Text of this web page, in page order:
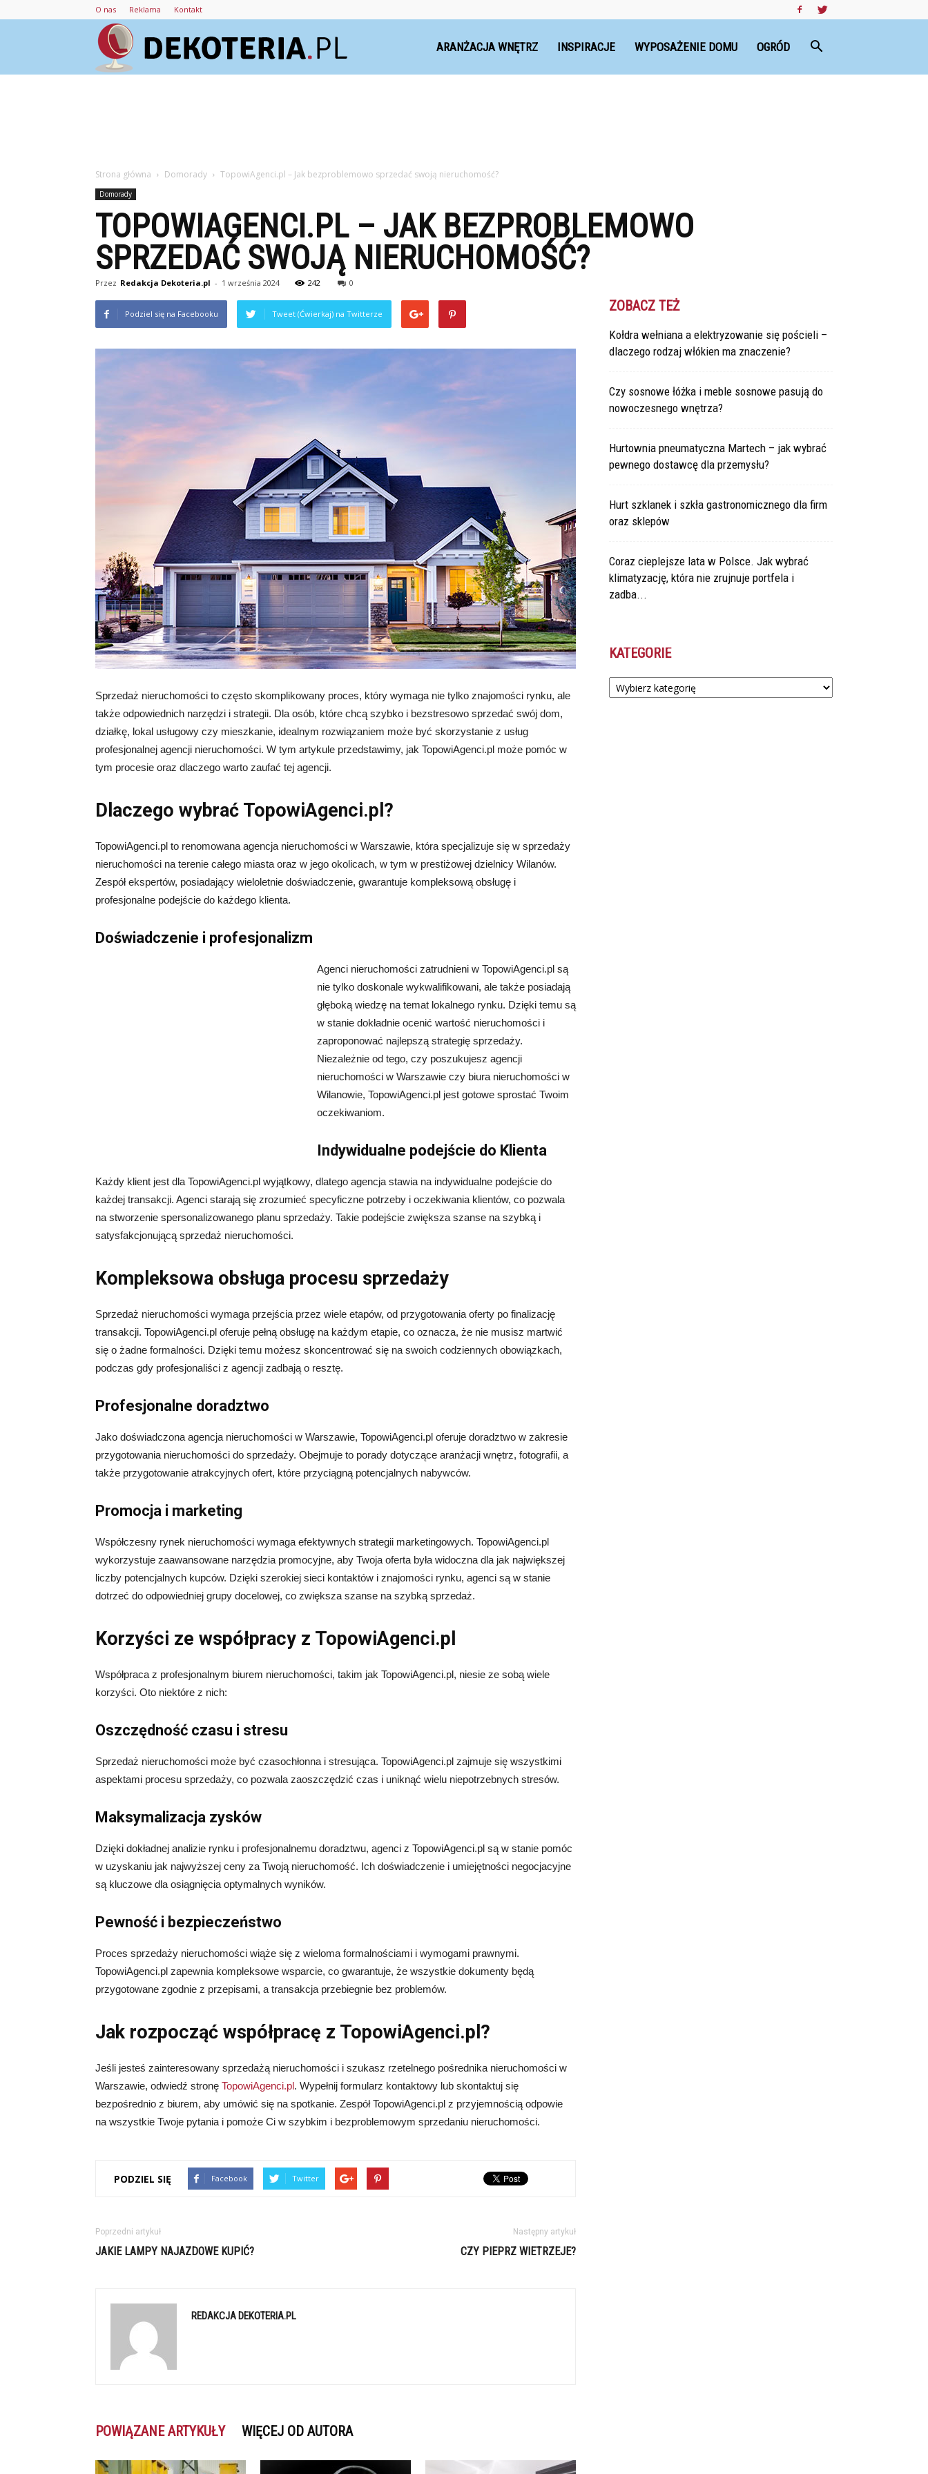
O nas Reklama Kontakt
ARANŻACJA WNĘTRZ INSPIRACJE WYPOSAŻENIE DOMU OGRÓD
Strona główna Domorady TopowiAgenci.pl – Jak bezproblemowo sprzedać swoją nieruchomość?
Domorady
TOPOWIAGENCI.PL – JAK BEZPROBLEMOWO
SPRZEDAĆ SWOJĄ NIERUCHOMOŚĆ?
Przez Redakcja Dekoteria.pl - 1 września 2024 242 0
Podziel się na Facebooku Tweet (Ćwierkaj) na Twitterze
Sprzedaż nieruchomości to często skomplikowany proces, który wymaga nie tylko znajomości rynku, ale
także odpowiednich narzędzi i strategii. Dla osób, które chcą szybko i bezstresowo sprzedać swój dom,
działkę, lokal usługowy czy mieszkanie, idealnym rozwiązaniem może być skorzystanie z usług
profesjonalnej agencji nieruchomości. W tym artykule przedstawimy, jak TopowiAgenci.pl może pomóc w
tym procesie oraz dlaczego warto zaufać tej agencji.
Dlaczego wybrać TopowiAgenci.pl?
TopowiAgenci.pl to renomowana agencja nieruchomości w Warszawie, która specjalizuje się w sprzedaży
nieruchomości na terenie całego miasta oraz w jego okolicach, w tym w prestiżowej dzielnicy Wilanów.
Zespół ekspertów, posiadający wieloletnie doświadczenie, gwarantuje kompleksową obsługę i
profesjonalne podejście do każdego klienta.
Doświadczenie i profesjonalizm
Agenci nieruchomości zatrudnieni w TopowiAgenci.pl są
nie tylko doskonale wykwalifikowani, ale także posiadają
głęboką wiedzę na temat lokalnego rynku. Dzięki temu są
w stanie dokładnie ocenić wartość nieruchomości i
zaproponować najlepszą strategię sprzedaży.
Niezależnie od tego, czy poszukujesz agencji
nieruchomości w Warszawie czy biura nieruchomości w
Wilanowie, TopowiAgenci.pl jest gotowe sprostać Twoim
oczekiwaniom.
Indywidualne podejście do Klienta
Każdy klient jest dla TopowiAgenci.pl wyjątkowy, dlatego agencja stawia na indywidualne podejście do
każdej transakcji. Agenci starają się zrozumieć specyficzne potrzeby i oczekiwania klientów, co pozwala
na stworzenie spersonalizowanego planu sprzedaży. Takie podejście zwiększa szanse na szybką i
satysfakcjonującą sprzedaż nieruchomości.
Kompleksowa obsługa procesu sprzedaży
Sprzedaż nieruchomości wymaga przejścia przez wiele etapów, od przygotowania oferty po finalizację
transakcji. TopowiAgenci.pl oferuje pełną obsługę na każdym etapie, co oznacza, że nie musisz martwić
się o żadne formalności. Dzięki temu możesz skoncentrować się na swoich codziennych obowiązkach,
podczas gdy profesjonaliści z agencji zadbają o resztę.
Profesjonalne doradztwo
Jako doświadczona agencja nieruchomości w Warszawie, TopowiAgenci.pl oferuje doradztwo w zakresie
przygotowania nieruchomości do sprzedaży. Obejmuje to porady dotyczące aranżacji wnętrz, fotografii, a
także przygotowanie atrakcyjnych ofert, które przyciągną potencjalnych nabywców.
Promocja i marketing
Współczesny rynek nieruchomości wymaga efektywnych strategii marketingowych. TopowiAgenci.pl
wykorzystuje zaawansowane narzędzia promocyjne, aby Twoja oferta była widoczna dla jak największej
liczby potencjalnych kupców. Dzięki szerokiej sieci kontaktów i znajomości rynku, agenci są w stanie
dotrzeć do odpowiedniej grupy docelowej, co zwiększa szanse na szybką sprzedaż.
Korzyści ze współpracy z TopowiAgenci.pl
Współpraca z profesjonalnym biurem nieruchomości, takim jak TopowiAgenci.pl, niesie ze sobą wiele
korzyści. Oto niektóre z nich:
Oszczędność czasu i stresu
Sprzedaż nieruchomości może być czasochłonna i stresująca. TopowiAgenci.pl zajmuje się wszystkimi
aspektami procesu sprzedaży, co pozwala zaoszczędzić czas i uniknąć wielu niepotrzebnych stresów.
Maksymalizacja zysków
Dzięki dokładnej analizie rynku i profesjonalnemu doradztwu, agenci z TopowiAgenci.pl są w stanie pomóc
w uzyskaniu jak najwyższej ceny za Twoją nieruchomość. Ich doświadczenie i umiejętności negocjacyjne
są kluczowe dla osiągnięcia optymalnych wyników.
Pewność i bezpieczeństwo
Proces sprzedaży nieruchomości wiąże się z wieloma formalnościami i wymogami prawnymi.
TopowiAgenci.pl zapewnia kompleksowe wsparcie, co gwarantuje, że wszystkie dokumenty będą
przygotowane zgodnie z przepisami, a transakcja przebiegnie bez problemów.
Jak rozpocząć współpracę z TopowiAgenci.pl?
Jeśli jesteś zainteresowany sprzedażą nieruchomości i szukasz rzetelnego pośrednika nieruchomości w
Warszawie, odwiedź stronę TopowiAgenci.pl. Wypełnij formularz kontaktowy lub skontaktuj się
bezpośrednio z biurem, aby umówić się na spotkanie. Zespół TopowiAgenci.pl z przyjemnością odpowie
na wszystkie Twoje pytania i pomoże Ci w szybkim i bezproblemowym sprzedaniu nieruchomości.
PODZIEL SIĘ Facebook Twitter
Poprzedni artykuł
JAKIE LAMPY NAJAZDOWE KUPIĆ?
Następny artykuł
CZY PIEPRZ WIETRZEJE?
REDAKCJA DEKOTERIA.PL
POWIĄZANE ARTYKUŁY WIĘCEJ OD AUTORA
ZOBACZ TEŻ
Kołdra wełniana a elektryzowanie się pościeli –
dlaczego rodzaj włókien ma znaczenie?
Czy sosnowe łóżka i meble sosnowe pasują do
nowoczesnego wnętrza?
Hurtownia pneumatyczna Martech – jak wybrać
pewnego dostawcę dla przemysłu?
Hurt szklanek i szkła gastronomicznego dla firm
oraz sklepów
Coraz cieplejsze lata w Polsce. Jak wybrać
klimatyzację, która nie zrujnuje portfela i
zadba...
KATEGORIE
Kategorie